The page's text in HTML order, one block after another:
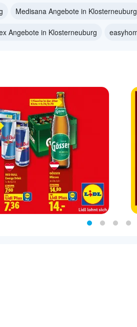
Medisana Angebote in Klosterneuburg
Angebote in Klosterneuburg